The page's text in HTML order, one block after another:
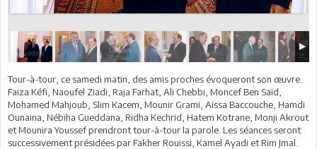
Tour-à-tour, ce samedi matin, des amis proches évoqueront son œuvre.
Faiza Kéfi, Naoufel Ziadi, Raja Farhat, Ali Chebbi, Moncef Ben Saïd,
Mohamed Mahjoub, Slim Kacem, Mounir Grami, Aissa Baccouche, Hamdi
Ounaina, Nébiha Gueddana, Ridha Kechrid, Hatem Kotrane, Monji Akrout
et Mounira Youssef prendront tour-à-tour la parole. Les séances seront
successivement présidées par Fakher Rouissi, Kamel Ayadi et Rim Jmal.